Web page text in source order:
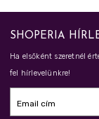
SHOPERIA
Ha elsőként szeretnél
fel hírlevelünkre!
Email cím